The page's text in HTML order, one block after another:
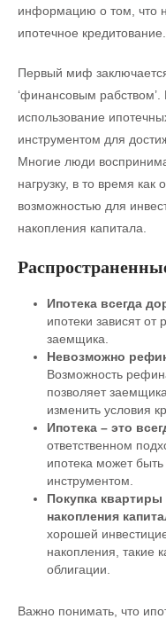
информацию о том, что
ипотечное кредитование.
Первый миф
‘финансовым
использование
инструментом для
Многие люди
нагрузку, в то время как
возможностью для
накопления капитала.
Ипотека всегда
ипотеки зависят от
заемщика.
Невозможно
Возможность
позволяет
изменить условия
Ипотека – это
ответственном
ипотека может
инструментом.
Покупка
накопления
хорошей
накопления, такие
облигации.
Важно понимать, что